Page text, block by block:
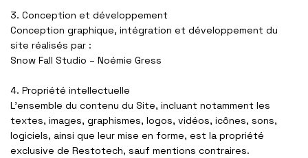
3. Conception et développement
Conception graphique, intégration et développement du
site réalisés par :
Snow Fall Studio – Noémie Gress
4. Propriété intellectuelle
L’ensemble du contenu du Site, incluant notamment les
textes, images, graphismes, logos, vidéos, icônes, sons,
logiciels, ainsi que leur mise en forme, est la propriété
exclusive de Restotech, sauf mentions contraires.